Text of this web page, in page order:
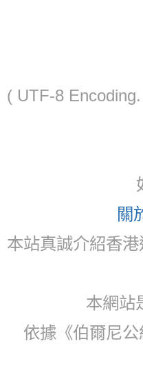
( UTF-8
關
本站真誠介紹香
本網站
依據《伯爾尼